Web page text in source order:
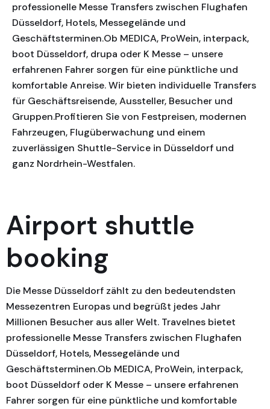
professionelle Messe Transfers zwischen Flughafen
Düsseldorf, Hotels, Messegelände und
Geschäftsterminen.Ob MEDICA, ProWein, interpack,
boot Düsseldorf, drupa oder K Messe – unsere
erfahrenen Fahrer sorgen für eine pünktliche und
komfortable Anreise. Wir bieten individuelle Transfers
für Geschäftsreisende, Aussteller, Besucher und
Gruppen.Profitieren Sie von Festpreisen, modernen
Fahrzeugen, Flugüberwachung und einem
zuverlässigen Shuttle-Service in Düsseldorf und
ganz Nordrhein-Westfalen.
Airport shuttle
booking
Die Messe Düsseldorf zählt zu den bedeutendsten
Messezentren Europas und begrüßt jedes Jahr
Millionen Besucher aus aller Welt. Travelnes bietet
professionelle Messe Transfers zwischen Flughafen
Düsseldorf, Hotels, Messegelände und
Geschäftsterminen.Ob MEDICA, ProWein, interpack,
boot Düsseldorf oder K Messe – unsere erfahrenen
Fahrer sorgen für eine pünktliche und komfortable